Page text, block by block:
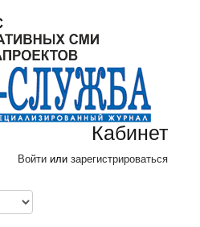
Кабинет
Войти или зарегистрироваться